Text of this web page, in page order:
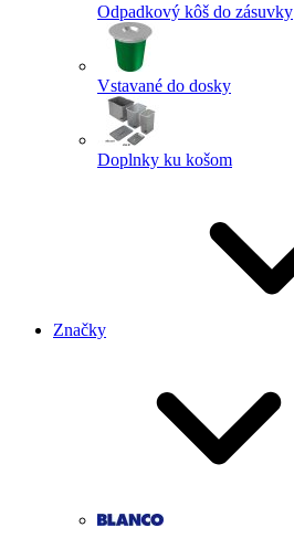
Odpadkový kôš do zásuvky
Vstavané do dosky
Doplnky ku košom
Značky